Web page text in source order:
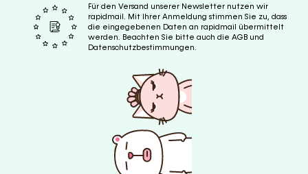
Für den Versand unserer Newsletter nutzen wir
rapidmail. Mit Ihrer Anmeldung stimmen Sie zu, dass
die eingegebenen Daten an rapidmail übermittelt
werden. Beachten Sie bitte auch die AGB und
Datenschutzbestimmungen.